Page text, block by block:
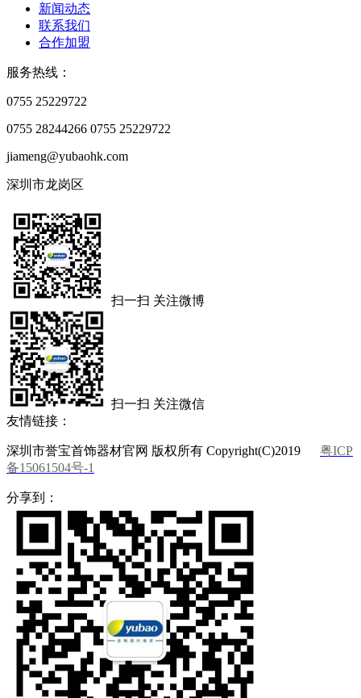
新闻动态
联系我们
合作加盟
服务热线：
0755 25229722
0755 28244266 0755 25229722
jiameng@yubaohk.com
深圳市龙岗区
扫一扫 关注微博
扫一扫 关注微信
友情链接：
深圳市誉宝首饰器材官网 版权所有 Copyright(C)2019 粤ICP
备15061504号-1
分享到：